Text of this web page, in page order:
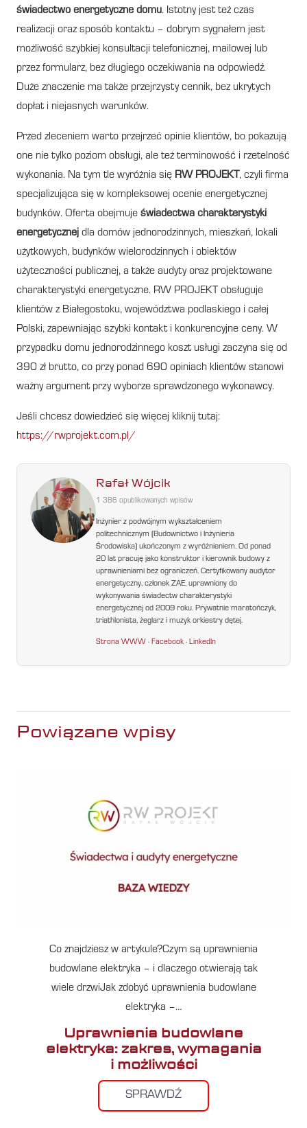
świadectwo energetyczne domu. Istotny jest też czas
realizacji oraz sposób kontaktu – dobrym sygnałem jest
możliwość szybkiej konsultacji telefonicznej, mailowej lub
przez formularz, bez długiego oczekiwania na odpowiedź.
Duże znaczenie ma także przejrzysty cennik, bez ukrytych
dopłat i niejasnych warunków.
Przed zleceniem warto przejrzeć opinie klientów, bo pokazują
one nie tylko poziom obsługi, ale też terminowość i rzetelność
wykonania. Na tym tle wyróżnia się RW PROJEKT, czyli firma
specjalizująca się w kompleksowej ocenie energetycznej
budynków. Oferta obejmuje świadectwa charakterystyki
energetycznej dla domów jednorodzinnych, mieszkań, lokali
użytkowych, budynków wielorodzinnych i obiektów
użyteczności publicznej, a także audyty oraz projektowane
charakterystyki energetyczne. RW PROJEKT obsługuje
klientów z Białegostoku, województwa podlaskiego i całej
Polski, zapewniając szybki kontakt i konkurencyjne ceny. W
przypadku domu jednorodzinnego koszt usługi zaczyna się od
390 zł brutto, co przy ponad 690 opiniach klientów stanowi
ważny argument przy wyborze sprawdzonego wykonawcy.
Jeśli chcesz dowiedzieć się więcej kliknij tutaj:
https://rwprojekt.com.pl/
Rafał Wójcik
1 386 opublikowanych wpisów
Inżynier z podwójnym wykształceniem
politechnicznym (Budownictwo i Inżynieria
Środowiska) ukończonym z wyróżnieniem. Od ponad
20 lat pracuję jako konstruktor i kierownik budowy z
uprawnieniami bez ograniczeń. Certyfikowany audytor
energetyczny, członek ZAE, uprawniony do
wykonywania świadectw charakterystyki
energetycznej od 2009 roku. Prywatnie maratończyk,
triathlonista, żeglarz i muzyk orkiestry dętej.
Strona WWW ·Facebook ·LinkedIn
Powiązane wpisy
Co znajdziesz w artykule?Czym są uprawnienia
budowlane elektryka – i dlaczego otwierają tak
wiele drzwiJak zdobyć uprawnienia budowlane
elektryka –…
Uprawnienia budowlane
elektryka: zakres, wymagania
i możliwości
SPRAWDŹ